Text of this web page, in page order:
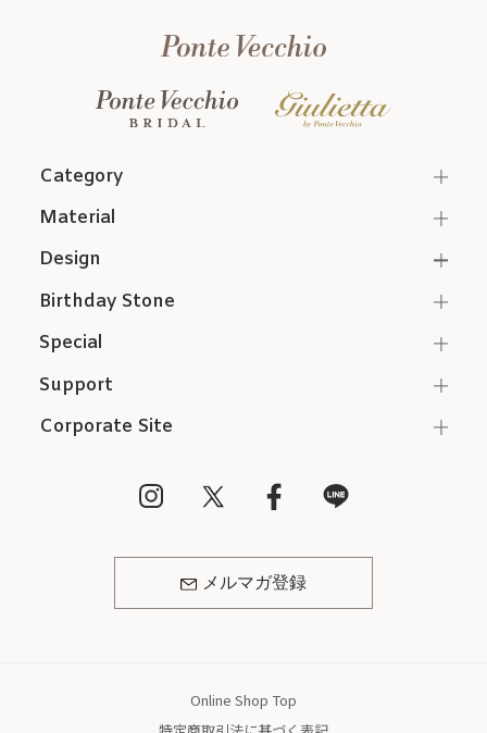
Category
Support
Corporate Site
メルマガ登録
Material
Design
Birthday Stone
Special
Online Shop Top